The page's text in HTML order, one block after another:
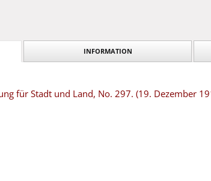
INFORMATION
für Stadt und Land, No. 297. (19. Dezember